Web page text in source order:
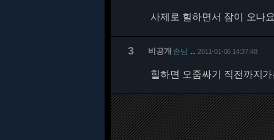
사제로 힐하면서 잠이 오나
3 비공개 손님 2011-01-06 14:37:48
힐하면 오줌싸기 직전까지